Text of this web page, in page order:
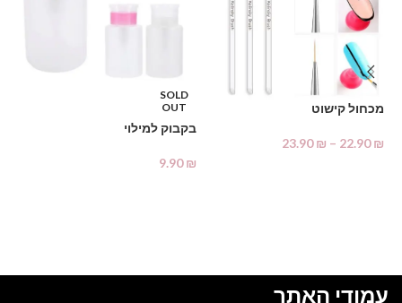
מכחול קישוט
22.90₪
–
23.90₪
SOLD
OUT
בקבוק למילוי
9.90₪
עמודי האתר